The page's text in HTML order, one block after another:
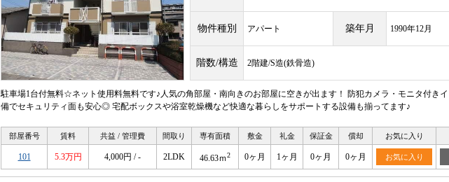
物件種別 アパート 築年月 1990年12月
階数/構造 2階建/S造(鉄骨造)
駐車場1台付無料☆ネット使用料無料です♪人気の角部屋・南向きのお部屋に空きが出ます！ 防犯カメラ・モニタ付き
備でセキュリティ面も安心◎ 宅配ボックスや浴室乾燥機など快適な暮らしをサポートする設備も揃ってます♪
部屋番号 賃料 共益 / 管理費 間取り 専有面積 敷金 礼金 保証金 償却 お気に入り
101 5.3万円 4,000円 / - 2LDK 46.63ｍ2 0ヶ月 1ヶ月 0ヶ月 0ヶ月 お気に入り